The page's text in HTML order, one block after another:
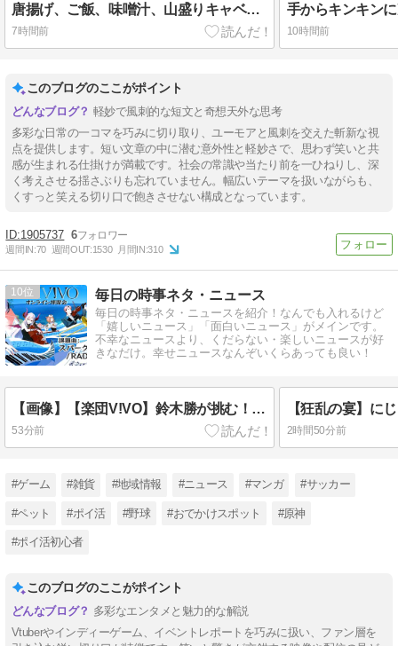
唐揚げ、ご飯、味噌汁、山盛りキャベツ、あと一品副菜加えるなら何がええ？
7時間前 10時間前
このブログのここがポイント
軽妙で風刺的な短文と奇想天外な思考
多彩な日常の一コマを巧みに切り取り、ユーモアと風刺を交えた斬新な視
点を提供します。短い文章の中に潜む意外性と軽妙さで、思わず笑いと共
感が生まれる仕掛けが満載です。社会の常識や当たり前を一ひねりし、深
く考えさせる揺さぶりも忘れていません。幅広いテーマを扱いながらも、
くすっと笑える切り口で飽きさせない構成となっています。
1905737 6
週間IN:70 週間OUT:1530 月間IN:310
10 毎日の時事ネタ・ニュース
毎日の時事ネタ・ニュースを紹介！なんでも入れるけど
「嬉しいニュース」「面白いニュース」がメインです。
不幸なニュースより、くだらない・楽しいニュースが好
きなだけ。幸せニュースなんぞいくらあっても良い！
【画像】【楽団V!VO】鈴木勝が挑む！RADWIMPS「スパークル」オンライン練習会「鈴木勝 セラフ・ダズルガーデン エリー・コニファー 立伝都々 えま★おうがすと 」
53分前 2時間50分前
#ゲーム #雑貨 #地域情報 #ニュース #マンガ #サッカー
#ペット #ポイ活 #野球 #おでかけスポット #原神
#ポイ活初心者
このブログのここがポイント
多彩なエンタメと魅力的な解説
Vtuberやインディーゲーム、イベントレポートを巧みに扱い、ファン層を